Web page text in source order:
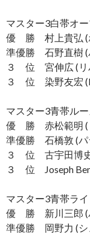
マスター3白帯オ
優 勝 村上貴弘 (
準優勝 石野直樹 (
３ 位 宮伸広 (リ
３ 位 染野友宏
マスター3青帯ル
優 勝 赤松範明 (
準優勝 石橋敦 (パ
３ 位 古宇田博史
３ 位 Joseph
マスター3青帯ラ
優 勝 新川三郎 (
準優勝 岡野力 (シ